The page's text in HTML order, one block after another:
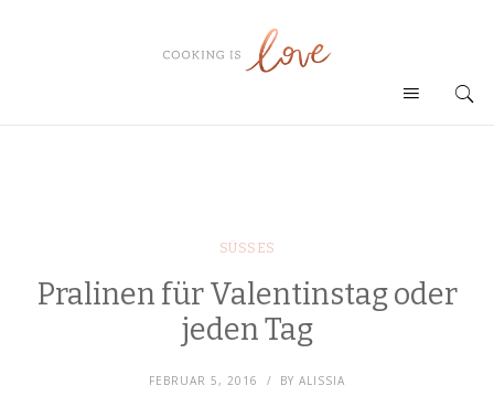
SÜSSES
Pralinen für Valentinstag oder
jeden Tag
FEBRUAR 5, 2016 BY ALISSIA